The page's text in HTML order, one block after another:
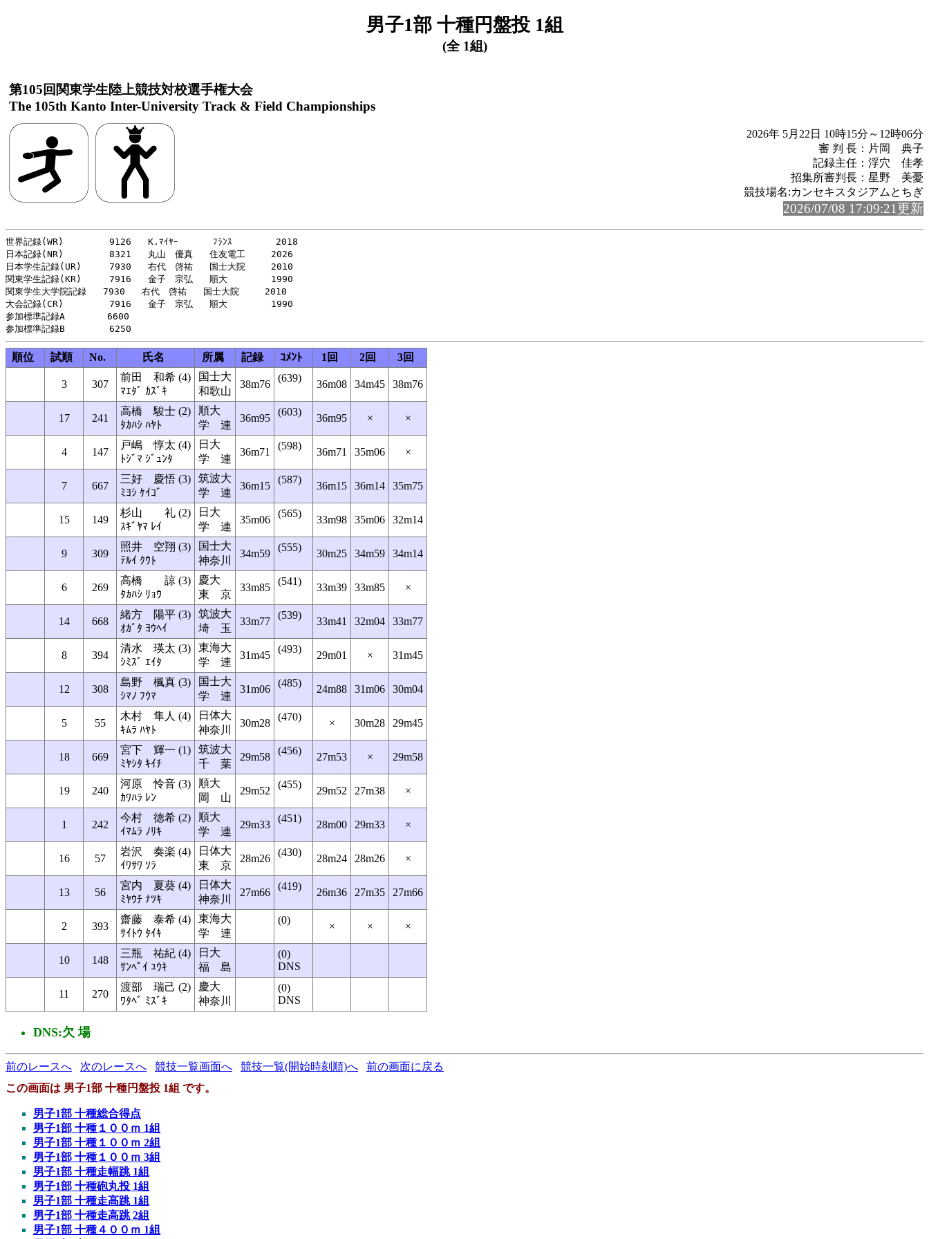
男子1部 十種円盤投 1組
(全 1組)
第105回関東学生陸上競技対校選手権大会
The 105th Kanto Inter-University Track & Field Championships
2026年 5月22日 10時15分～12時06分
審 判 長：片岡 典子
記録主任：浮穴 佳孝
招集所審判長：星野 美憂
競技場名:カンセキスタジアムとちぎ
2026/07/08 17:09:21更新
世界記録(WR)   　　  9126   K.ﾏｲﾔｰ   　　ﾌﾗﾝｽ 　　　  2018
日本記録(NR)    　　 8321   丸山　優真   住友電工   　2026
日本学生記録(UR)     7930   右代　啓祐   国士大院   　2010
関東学生記録(KR)     7916   金子　宗弘   順大   　　　1990
関東学生大学院記録   7930   右代　啓祐   国士大院  　 2010
大会記録(CR)     　　7916   金子　宗弘   順大   　　　1990
参加標準記録A     　 6600
順位 試順 No. 氏名 所属 記録 ｺﾒﾝﾄ 1回 2回 3回
3 307
前田 和希 (4)
ﾏｴﾀﾞ ｶｽﾞｷ
国士大
和歌山
38m76
(639)
36m08 34m45 38m76
17 241
高橋 駿士 (2)
ﾀｶﾊｼ ﾊﾔﾄ
順大
学 連
36m95
(603)
36m95 × ×
4 147
戸嶋 惇太 (4)
ﾄｼﾞﾏ ｼﾞｭﾝﾀ
日大
学 連
36m71
(598)
36m71 35m06 ×
7 667
三好 慶悟 (3)
ﾐﾖｼ ｹｲｺﾞ
筑波大
学 連
36m15
(587)
36m15 36m14 35m75
15 149
杉山 礼 (2)
ｽｷﾞﾔﾏ ﾚｲ
日大
学 連
35m06
(565)
33m98 35m06 32m14
9 309
照井 空翔 (3)
ﾃﾙｲ ｸｳﾄ
国士大
神奈川
34m59
(555)
30m25 34m59 34m14
6 269
高橋 諒 (3)
ﾀｶﾊｼ ﾘｮｳ
慶大
東 京
33m85
(541)
33m39 33m85 ×
14 668
緒方 陽平 (3)
ｵｶﾞﾀ ﾖｳﾍｲ
筑波大
埼 玉
33m77
(539)
33m41 32m04 33m77
8 394
清水 瑛太 (3)
ｼﾐｽﾞ ｴｲﾀ
東海大
学 連
31m45
(493)
29m01 × 31m45
12 308
島野 楓真 (3)
ｼﾏﾉ ﾌｳﾏ
国士大
学 連
31m06
(485)
24m88 31m06 30m04
5 55
木村 隼人 (4)
ｷﾑﾗ ﾊﾔﾄ
日体大
神奈川
30m28
(470)
× 30m28 29m45
18 669
宮下 輝一 (1)
ﾐﾔｼﾀ ｷｲﾁ
筑波大
千 葉
29m58
(456)
27m53 × 29m58
19 240
河原 怜音 (3)
ｶﾜﾊﾗ ﾚﾝ
順大
岡 山
29m52
(455)
29m52 27m38 ×
1 242
今村 徳希 (2)
ｲﾏﾑﾗ ﾉﾘｷ
順大
学 連
29m33
(451)
28m00 29m33 ×
16 57
岩沢 奏楽 (4)
ｲﾜｻﾜ ｿﾗ
日体大
東 京
28m26
(430)
28m24 28m26 ×
13 56
宮内 夏葵 (4)
ﾐﾔｳﾁ ﾅﾂｷ
日体大
神奈川
27m66
(419)
26m36 27m35 27m66
2 393
齋藤 泰希 (4)
ｻｲﾄｳ ﾀｲｷ
東海大
学 連
(0)
× × ×
10 148
三瓶 祐紀 (4)
ｻﾝﾍﾟｲ ﾕｳｷ
日大
福 島
(0)
DNS
11 270
渡部 瑞己 (2)
ﾜﾀﾍﾞ ﾐｽﾞｷ
慶大
神奈川
(0)
DNS
DNS:欠 場
前のレースへ 次のレースへ 競技一覧画面へ 競技一覧(開始時刻順)へ
前の画面に戻る
この画面は 男子1部 十種円盤投 1組 です。
男子1部 十種総合得点
男子1部 十種１００ｍ 1組
男子1部 十種１００ｍ 2組
男子1部 十種１００ｍ 3組
男子1部 十種走幅跳 1組
男子1部 十種砲丸投 1組
男子1部 十種走高跳 1組
男子1部 十種走高跳 2組
男子1部 十種４００ｍ 1組